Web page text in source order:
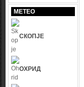
МЕТЕО
СКОПЈЕ
ОХРИД